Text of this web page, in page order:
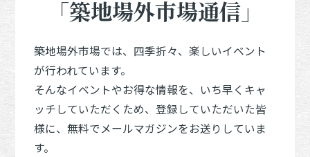
「築地場外市場通信」
築地場外市場では、四季折々、楽しいイベント
が行われています。
そんなイベントやお得な情報を、いち早くキャ
ッチしていただくため、登録していただいた皆
様に、無料でメールマガジンをお送りしていま
す。